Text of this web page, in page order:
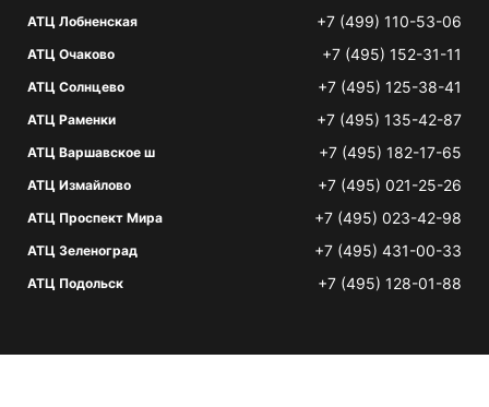
АТЦ Лобненская +7 (499) 110-53-06
АТЦ Очаково +7 (495) 152-31-11
АТЦ Солнцево +7 (495) 125-38-41
АТЦ Раменки +7 (495) 135-42-87
АТЦ Варшавское ш +7 (495) 182-17-65
АТЦ Измайлово +7 (495) 021-25-26
АТЦ Проспект Мира +7 (495) 023-42-98
АТЦ Зеленоград +7 (495) 431-00-33
АТЦ Подольск +7 (495) 128-01-88